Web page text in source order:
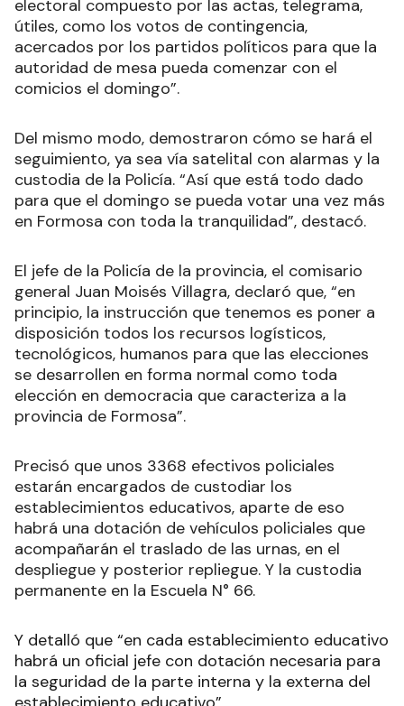
electoral compuesto por las actas, telegrama,
útiles, como los votos de contingencia,
acercados por los partidos políticos para que la
autoridad de mesa pueda comenzar con el
comicios el domingo”.
Del mismo modo, demostraron cómo se hará el
seguimiento, ya sea vía satelital con alarmas y la
custodia de la Policía. “Así que está todo dado
para que el domingo se pueda votar una vez más
en Formosa con toda la tranquilidad”, destacó.
El jefe de la Policía de la provincia, el comisario
general Juan Moisés Villagra, declaró que, “en
principio, la instrucción que tenemos es poner a
disposición todos los recursos logísticos,
tecnológicos, humanos para que las elecciones
se desarrollen en forma normal como toda
elección en democracia que caracteriza a la
provincia de Formosa”.
Precisó que unos 3368 efectivos policiales
estarán encargados de custodiar los
establecimientos educativos, aparte de eso
habrá una dotación de vehículos policiales que
acompañarán el traslado de las urnas, en el
despliegue y posterior repliegue. Y la custodia
permanente en la Escuela N° 66.
Y detalló que “en cada establecimiento educativo
habrá un oficial jefe con dotación necesaria para
la seguridad de la parte interna y la externa del